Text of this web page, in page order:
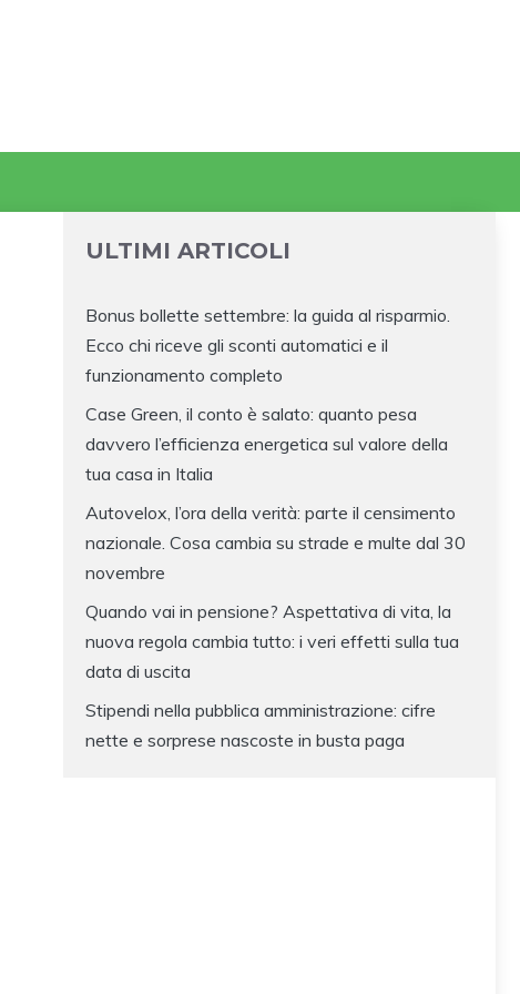
ULTIMI ARTICOLI
Bonus bollette settembre: la guida al risparmio.
Ecco chi riceve gli sconti automatici e il
funzionamento completo
Case Green, il conto è salato: quanto pesa
davvero l’efficienza energetica sul valore della
tua casa in Italia
Autovelox, l’ora della verità: parte il censimento
nazionale. Cosa cambia su strade e multe dal 30
novembre
Quando vai in pensione? Aspettativa di vita, la
nuova regola cambia tutto: i veri effetti sulla tua
data di uscita
Stipendi nella pubblica amministrazione: cifre
nette e sorprese nascoste in busta paga